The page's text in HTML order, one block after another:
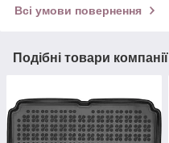
Всі умови повернення
Подібні товари компанії